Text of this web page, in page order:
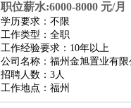
职位薪水:6000-8000 元/月
学历要求：不限
工作类型：全职
工作经验要求：10年以上
公司名称：福州金旭置业有限
招聘人数：3人
工作地点：福州